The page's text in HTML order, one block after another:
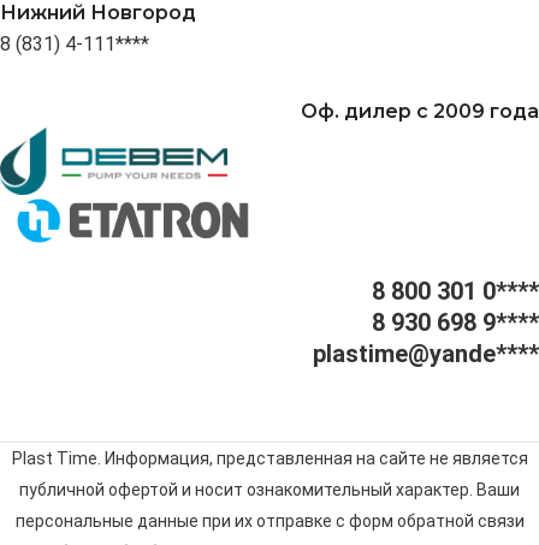
Нижний Новгород
8 (831) 4-111****
Оф. дилер с 2009 года
8 800 301 0****
8 930 698 9****
plastime@yande****
Plast Time. Информация, представленная на сайте не является
публичной офертой и носит ознакомительный характер. Ваши
персональные данные при их отправке с форм обратной связи